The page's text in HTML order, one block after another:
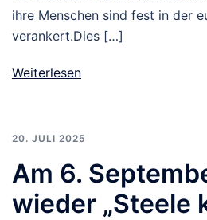
ihre Menschen sind fest in der
verankert.Dies […]
Weiterlesen
20. JULI 2025
Am 6.
wieder „Steele